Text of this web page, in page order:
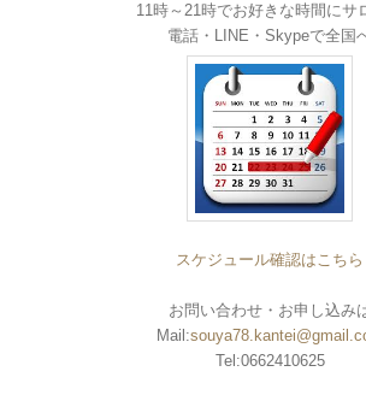
11時～21時でお好きな時間にサ
電話・LINE・Skypeで全国
スケジュール確認はこちら
お問い合わせ・お申し込み
Mail:
Tel:0662410625